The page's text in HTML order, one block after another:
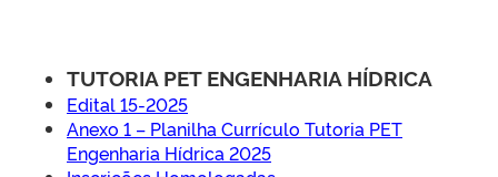
TUTORIA PET ENGENHARIA HÍDRICA
Edital 15-2025
Anexo 1 – Planilha Currículo Tutoria PET
Engenharia Hídrica 2025